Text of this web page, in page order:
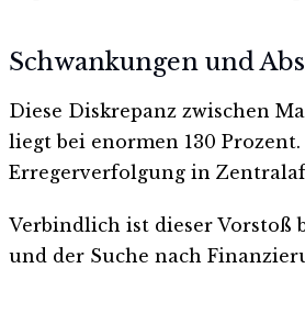
Schwankungen und
Diese Diskrepanz zwischen
liegt bei enormen 130
Erregerverfolgung in
Verbindlich ist dieser Vorstoß
und der Suche nach